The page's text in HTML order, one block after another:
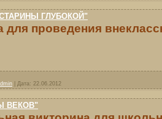
ГЛУБОКОЙ"
для проведения
Дата: 22.06.2012
ВЕКОВ"